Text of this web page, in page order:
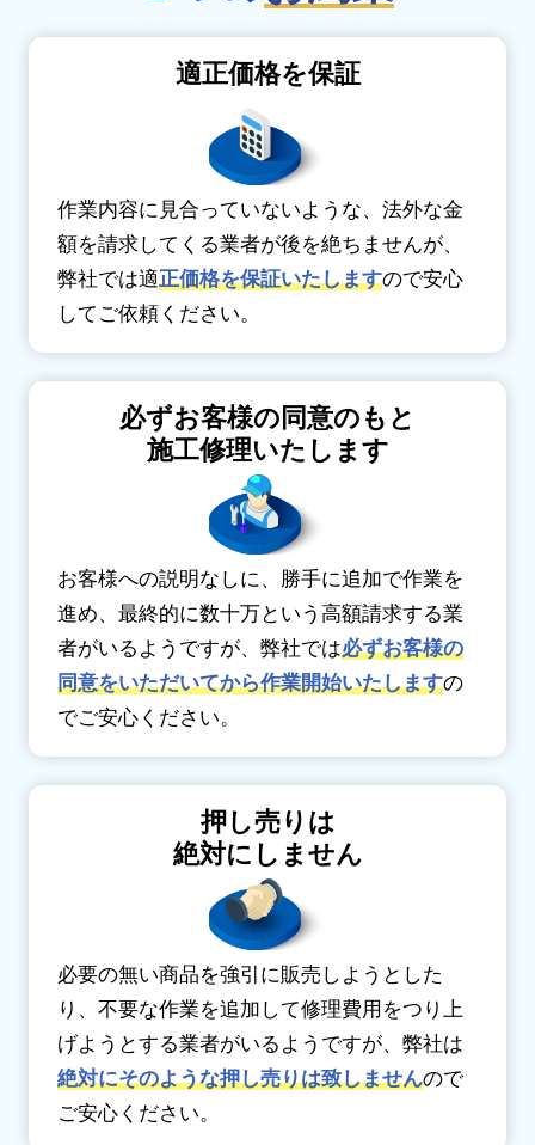
適正価格を保証
作業内容に見合っていないような、法外な金
額を請求してくる業者が後を絶ちませんが、
弊社では適正価格を保証いたしますので安心
してご依頼ください。
必ずお客様の同意のもと
施工修理いたします
お客様への説明なしに、勝手に追加で作業を
進め、最終的に数十万という高額請求する業
者がいるようですが、弊社では必ずお客様の
同意をいただいてから作業開始いたしますの
でご安心ください。
押し売りは
絶対にしません
必要の無い商品を強引に販売しようとした
り、不要な作業を追加して修理費用をつり上
げようとする業者がいるようですが、弊社は
絶対にそのような押し売りは致しませんので
ご安心ください。